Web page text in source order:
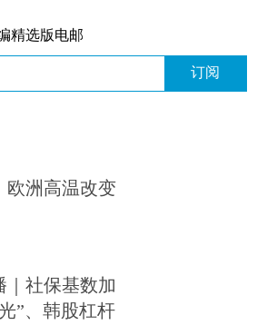
精选版电邮
订阅
欧洲高温改变
社保基数加
”、韩股杠杆